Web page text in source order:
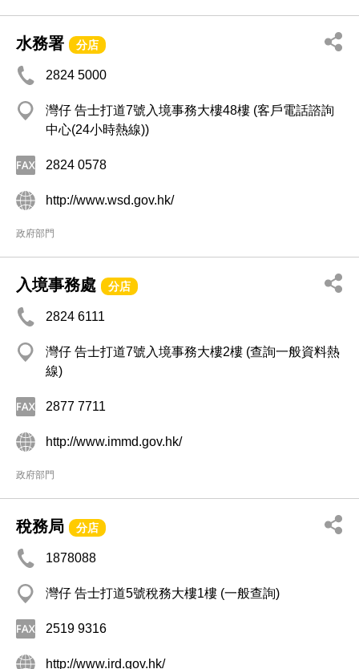
水務署 分店
2824 5000
灣仔 告士打道7號入境事務大樓48樓 (客戶電話諮詢
中心(24小時熱線))
2824 0578
http://www.wsd.gov.hk/
政府部門
入境事務處 分店
2824 6111
灣仔 告士打道7號入境事務大樓2樓 (查詢一般資料熱
線)
2877 7711
http://www.immd.gov.hk/
政府部門
稅務局 分店
1878088
灣仔 告士打道5號稅務大樓1樓 (一般查詢)
2519 9316
http://www.ird.gov.hk/